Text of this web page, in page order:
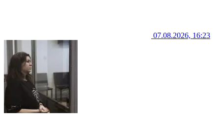
07.08.2026, 16:23